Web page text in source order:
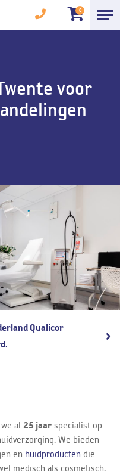
0
voor
Qualicor
al 25 jaar specialist op
We bieden
en huidproducten die
medisch als cosmetisch.